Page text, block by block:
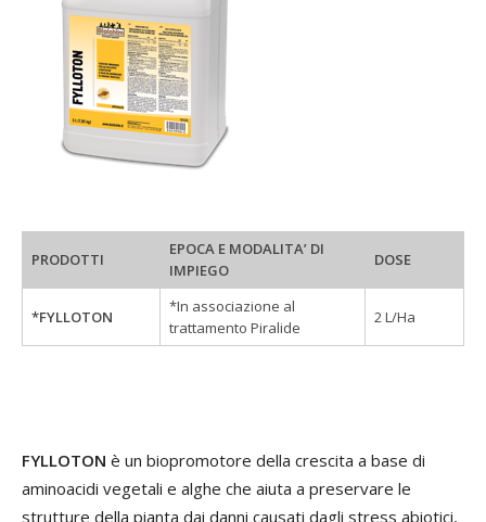
PRODOTTI
EPOCA E MODALITA’ DI
IMPIEGO
DOSE
*FYLLOTON
*In associazione al
trattamento Piralide
2 L/Ha
FYLLOTON è un biopromotore della crescita a base di
aminoacidi vegetali e alghe che aiuta a preservare le
strutture della pianta dai danni causati dagli stress abiotici,